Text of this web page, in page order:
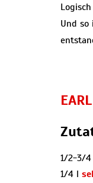
Und so
1/2-3/4
1/4 l